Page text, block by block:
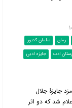
رمان
سلمان کدیور
ادب
جایزه ادبی
جایزۀ جلال
شد که دو اثر